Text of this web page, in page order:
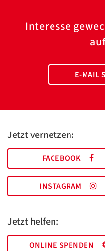
Interesse
E-MAIL
Jetzt vernetzen:
FACEBOOK
INSTAGRAM
Jetzt helfen:
ONLINE SPENDEN